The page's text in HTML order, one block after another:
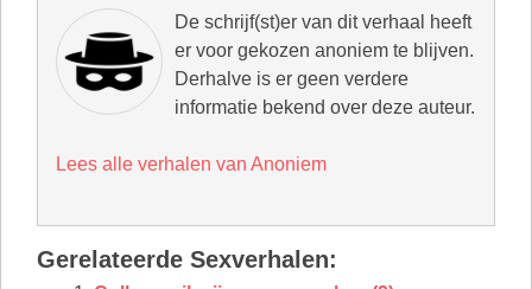
De schrijf(st)er van dit verhaal heeft
er voor gekozen anoniem te blijven.
Derhalve is er geen verdere
informatie bekend over deze auteur.
Lees alle verhalen van Anoniem
Gerelateerde Sexverhalen: